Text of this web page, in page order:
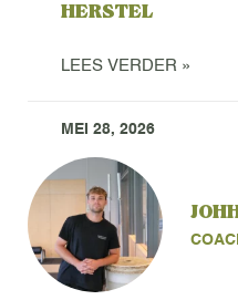
HERSTEL
LEES VERDER »
MEI 28, 2026